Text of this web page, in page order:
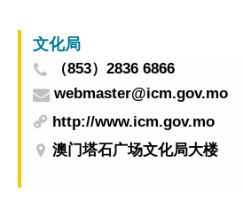
文化局
（853）2836 6866
webmaster@icm.gov.mo
http://www.icm.gov.mo
澳门塔石广场文化局大楼